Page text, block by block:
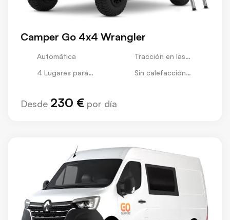
Camper Go 4x4 Wrangler
Automática
Tracción en las
4 Lugares para
Sin calefacción
Desde 230 € por día